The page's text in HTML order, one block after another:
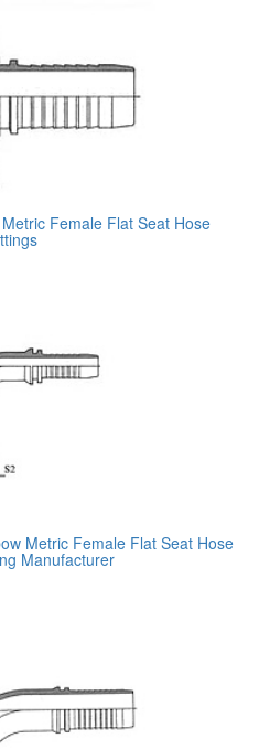
Female Flat Seat Hose
Metric Female Flat Seat Hose
Manufacturer